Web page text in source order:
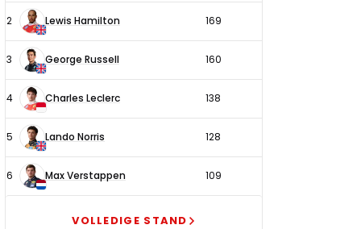
2 Lewis Hamilton 169
3 George Russell 160
4 Charles Leclerc 138
5 Lando Norris 128
6 Max Verstappen 109
VOLLEDIGE STAND